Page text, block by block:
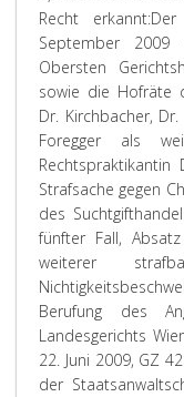
Recht erkannt:
September 2009
Obersten
sowie die Hofräte
Dr. Kirchbacher,
Foregger als
Strafsache gegen
des
fünfter Fall,
weiterer
Berufung des
Landesgerichts
22. Juni 2009, GZ
der